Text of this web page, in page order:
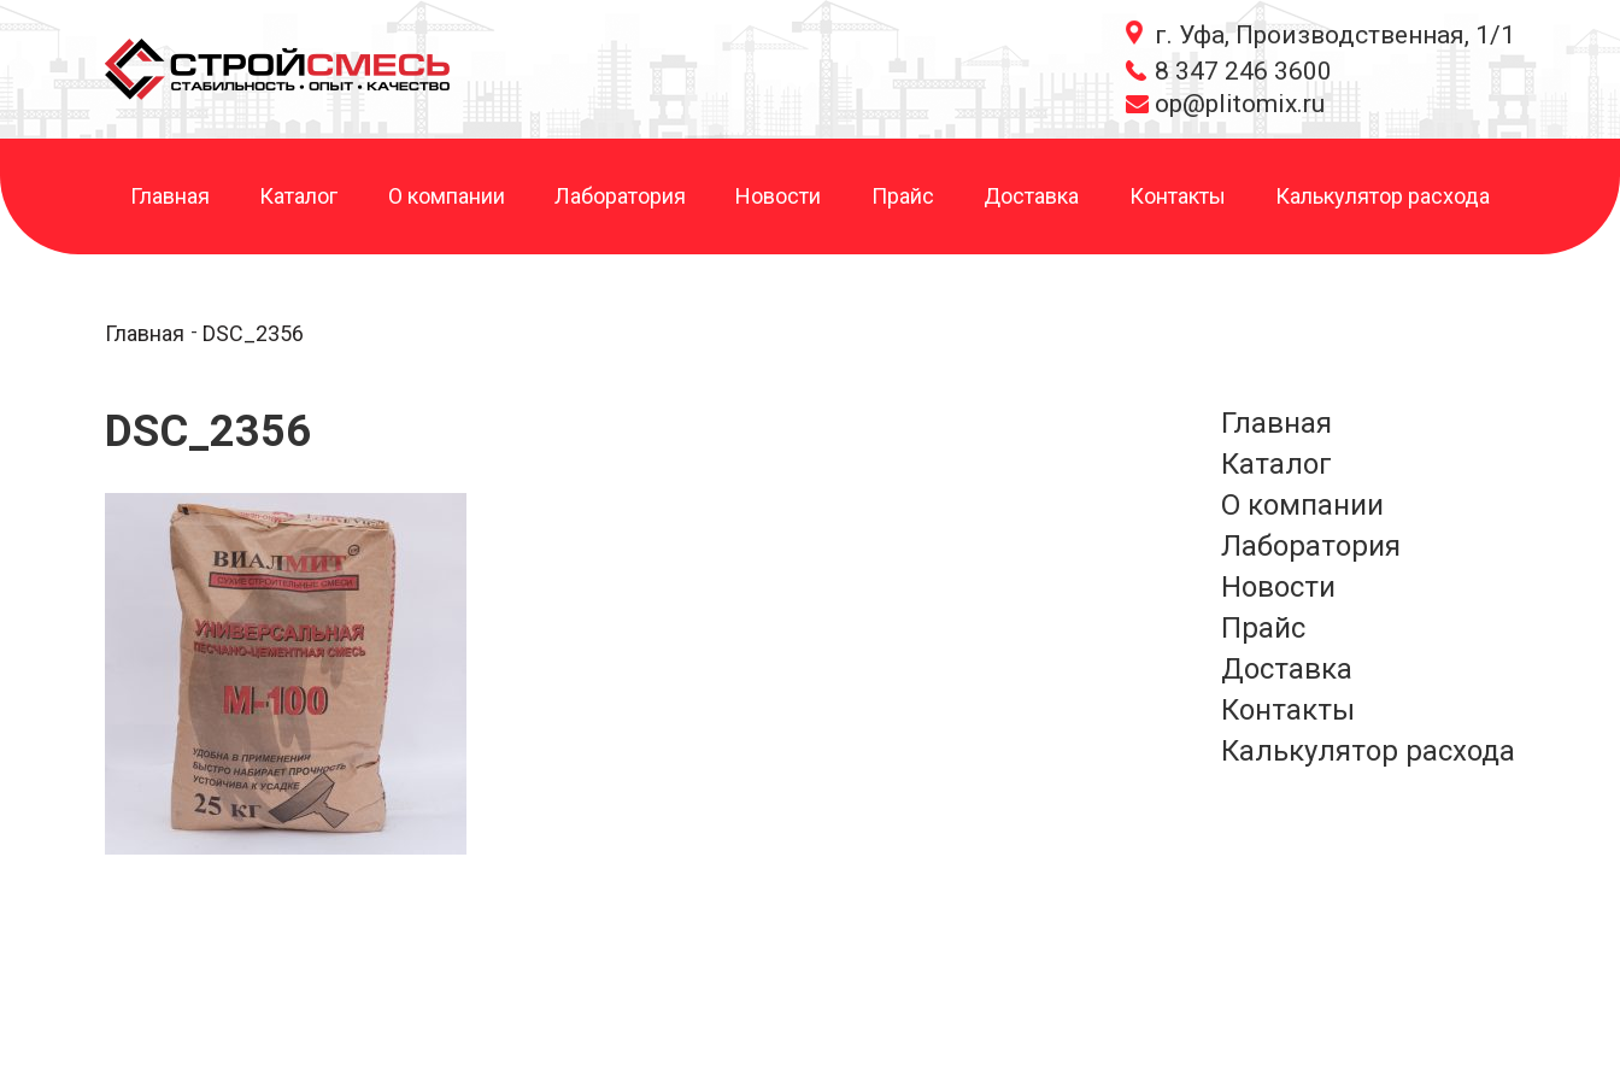
г. Уфа, Производственная, 1/1
8 347 246 3600
op@plitomix.ru
Главная Каталог О компании Лаборатория Новости Прайс Доставка Контакты Калькулятор расхода
Главная DSC_2356
DSC_2356
Главная
Каталог
О компании
Лаборатория
Новости
Прайс
Доставка
Контакты
Калькулятор расхода